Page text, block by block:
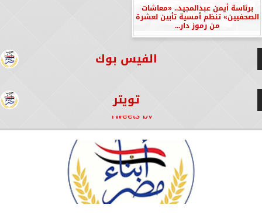
برئاسة أيمن عبدالمجيد.. «معاشات
الصحفيين» تنظم أمسية تأبين لعشرة
من رموز دار...
الفيس بوك
تويتر
Tweets by